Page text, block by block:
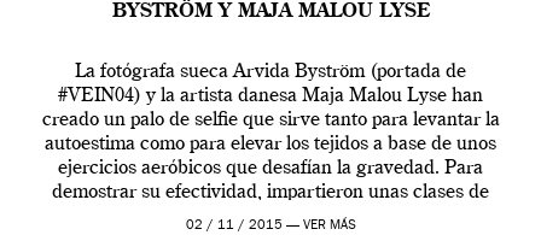
BYSTRÖM Y MAJA MALOU LYSE
La fotógrafa sueca Arvida Byström (portada de
#VEIN04) y la artista danesa Maja Malou Lyse han
creado un palo de selfie que sirve tanto para levantar la
autoestima como para elevar los tejidos a base de unos
ejercicios aeróbicos que desafían la gravedad. Para
demostrar su efectividad, impartieron unas clases de
prueba en el Tate […]
02 / 11 / 2015 — VER MÁS